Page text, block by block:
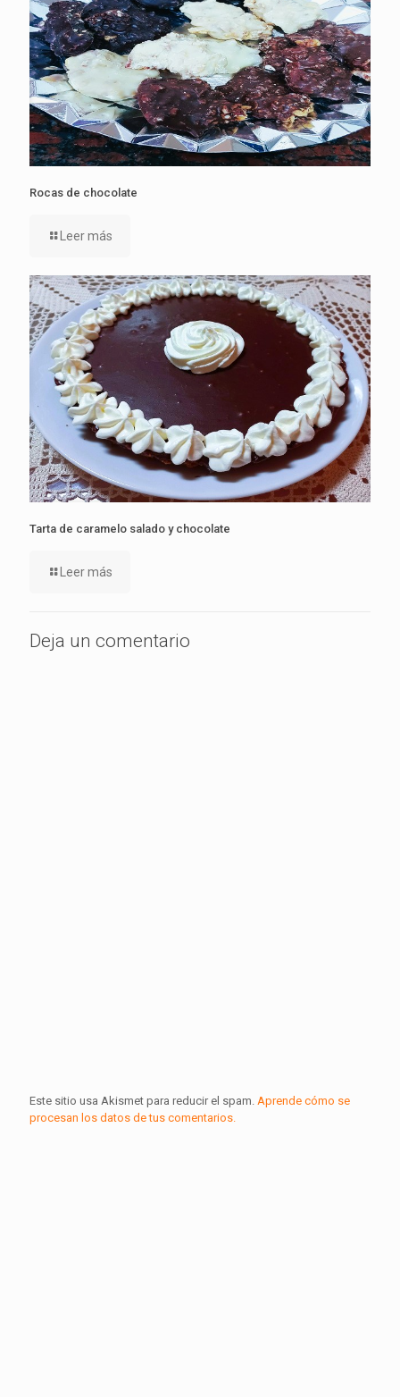
Rocas de chocolate
Leer más
Tarta de caramelo salado y chocolate
Leer más
Deja un comentario
Este sitio usa Akismet para reducir el spam. Aprende cómo se
procesan los datos de tus comentarios.